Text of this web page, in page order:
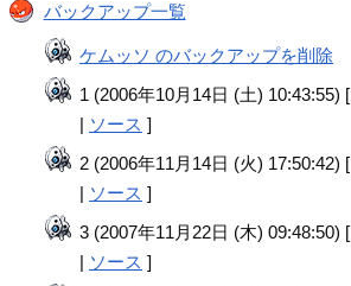
バックアップ一覧
ケムッソ のバックアップを削除
1 (2006年10月14日 (土) 10:43:55) [
| ソース ]
2 (2006年11月14日 (火) 17:50:42) [
| ソース ]
3 (2007年11月22日 (木) 09:48:50) [
| ソース ]